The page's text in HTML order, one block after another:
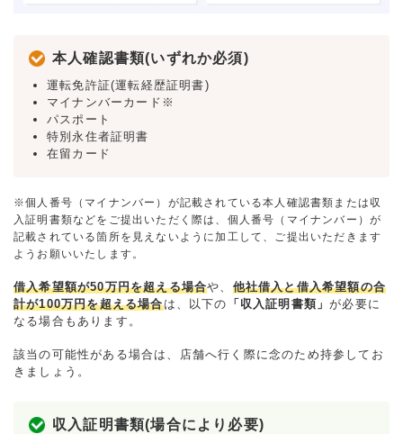
本人確認書類(いずれか必須)
運転免許証(運転経歴証明書)
マイナンバーカード※
パスポート
特別永住者証明書
在留カード
※個人番号（マイナンバー）が記載されている本人確認書類または収
入証明書類などをご提出いただく際は、個人番号（マイナンバー）が
記載されている箇所を見えないように加工して、ご提出いただきます
ようお願いいたします。
借入希望額が50万円を超える場合や、 他社借入と借入希望額の合
計が100万円を超える場合は、以下の 「収入証明書類」が必要に
なる場合もあります。
該当の可能性がある場合は、店舗へ行く際に念のため持参してお
きましょう。
収入証明書類(場合により必要)